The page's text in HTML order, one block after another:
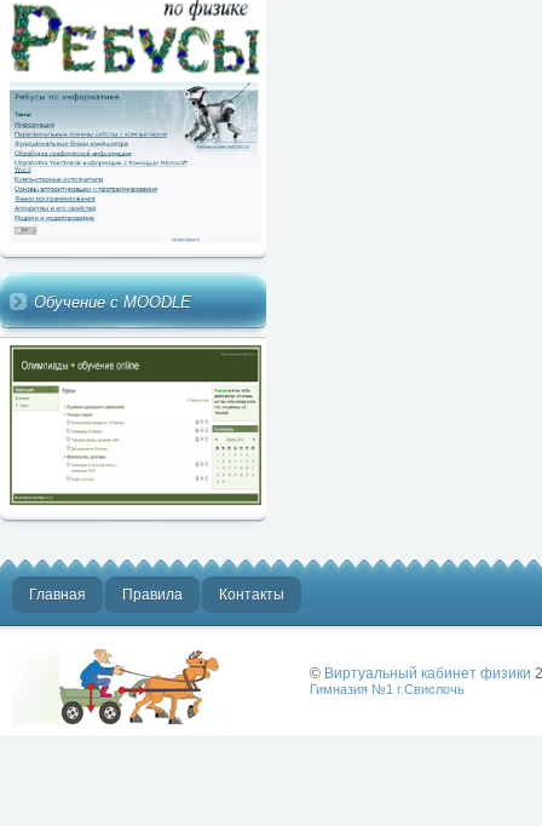
Обучение с MOODLE
Главная Правила Контакты
© Виртуальный кабинет физики
Гимназия №1 г.Свислочь